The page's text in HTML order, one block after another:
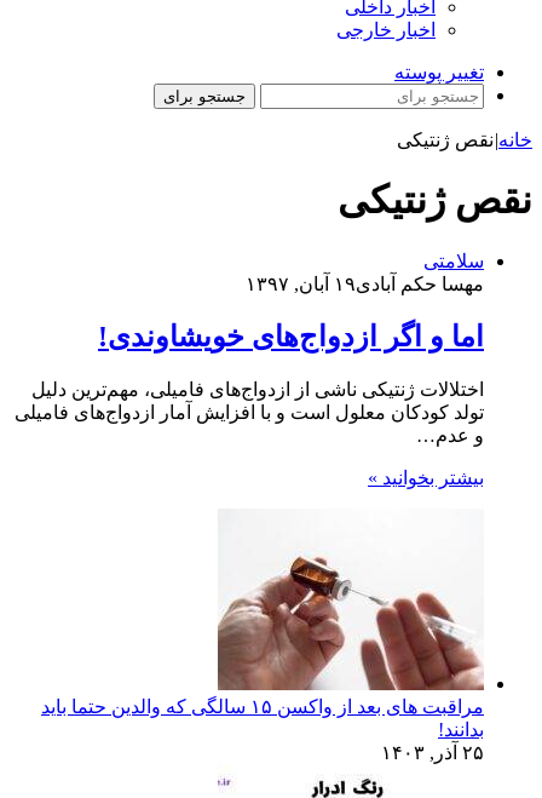
اخبار داخلی
اخبار خارجی
تغییر پوسته
جستجو برای
خانه|نقص ژنتیکی
نقص ژنتیکی
سلامتی
مهسا حکم آبادی۱۹ آبان, ۱۳۹۷
اما و اگر ازدواج‌های خویشاوندی!
‎اختلالات ژنتیکی ناشی از ازدواج‌های فامیلی، مهم‌ترین دلیل
تولد کودکان معلول است و با افزایش آمار ازدواج‌های فامیلی
و عدم…
بیشتر بخوانید »
مراقبت های بعد از واکسن ۱۵ سالگی که والدین حتما باید
بدانند!
۲۵ آذر, ۱۴۰۳